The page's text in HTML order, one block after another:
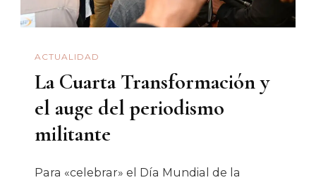
ACTUALIDAD
La Cuarta Transformación y
el auge del periodismo
militante
Para «celebrar» el Día Mundial de la